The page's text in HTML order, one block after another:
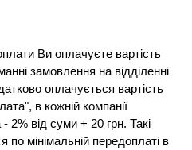
Ви оплачуєте вартість
замовлення на відділенні
оплачується вартість
в кожній компанії
2% від суми + 20 грн. Такі
мінімальній передоплаті в